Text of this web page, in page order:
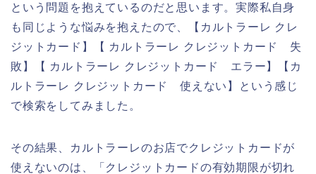
という問題を抱えているのだと思います。実際私自身
も同じような悩みを抱えたので、【カルトラーレ クレ
ジットカード】【 カルトラーレ クレジットカード 失
敗】【 カルトラーレ クレジットカード エラー】【カ
ルトラーレ クレジットカード 使えない】という感じ
で検索をしてみました。
その結果、カルトラーレのお店でクレジットカードが
使えないのは、「クレジットカードの有効期限が切れ